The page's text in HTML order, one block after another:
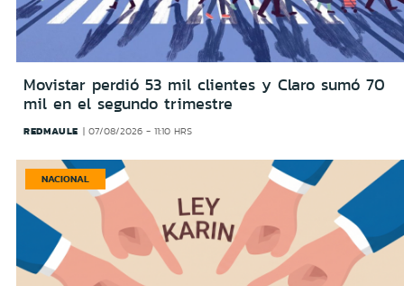
Movistar perdió 53 mil clientes y Claro sumó 70
mil en el segundo trimestre
REDMAULE 07/08/2026 - 11:10 HRS
NACIONAL